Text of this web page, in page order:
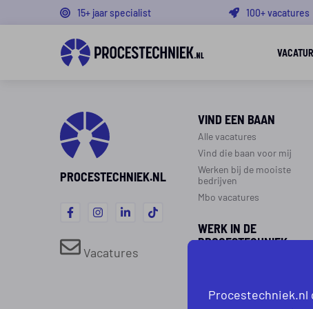
15+ jaar specialist 100+ vacatures
PROCESTECHNIEK.NL
Vacatures
VIND EEN BAAN
Alle vacatures
Vind die baan voor mij
Werken bij de mooiste
bedrijven
Mbo vacatures
WERK IN DE
PROCESTECHNIEK
Werken als procesoperator
Procestechniek.nl